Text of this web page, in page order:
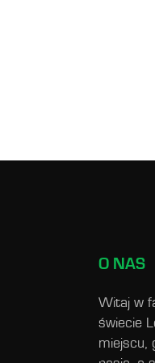
O NAS
Witaj w
świecie
miejscu,